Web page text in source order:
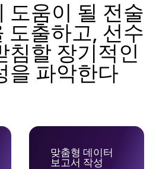
도움이 될 전술
도출하고, 선수
침할 장기적인
을 파악한다
맞춤형 데이터
보고서 작성